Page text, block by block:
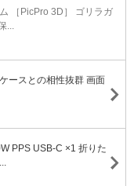
［PicPro 3D］ ゴリラガ
...
ースとの相性抜群 画面
PPS USB-C ×1 折りた